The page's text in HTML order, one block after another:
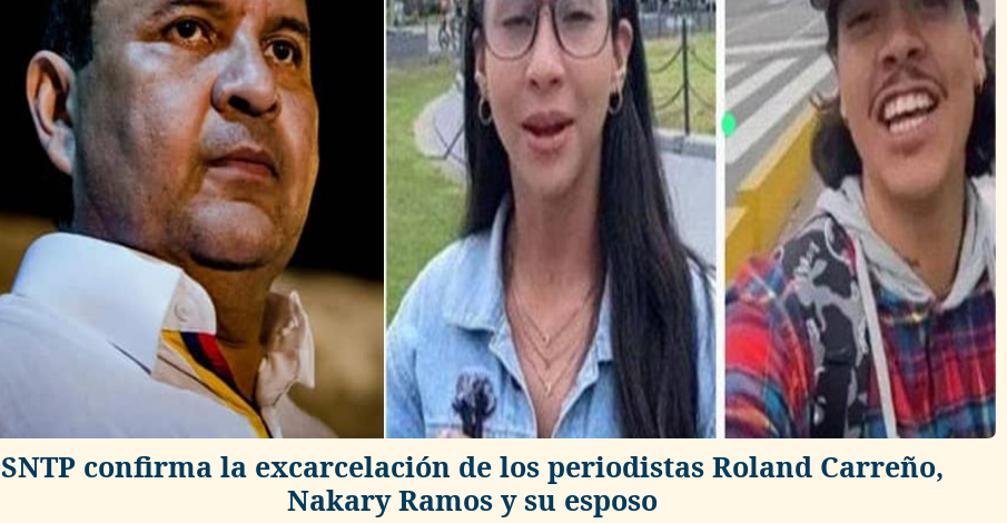
SNTP confirma la excarcelación de los periodistas Roland Carreño,
Nakary Ramos y su esposo